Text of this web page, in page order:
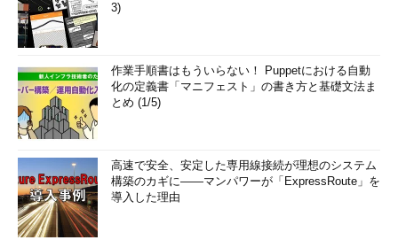
3)
作業手順書はもういらない！ Puppetにおける自動
化の定義書「マニフェスト」の書き方と基礎文法ま
とめ (1/5)
高速で安全、安定した専用線接続が理想のシステム
構築のカギに――マンパワーが「ExpressRoute」を
導入した理由